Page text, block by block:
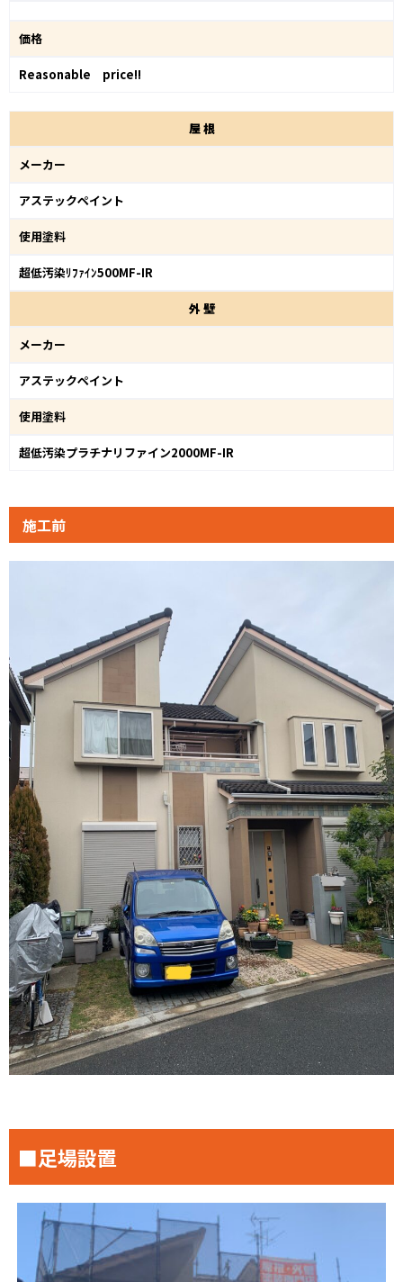
価格
Reasonable price!!
屋根
メーカー
アステックペイント
使用塗料
超低汚染ﾘﾌｧｲﾝ500MF-IR
外壁
メーカー
アステックペイント
使用塗料
超低汚染プラチナリファイン2000MF-IR
施工前
■足場設置